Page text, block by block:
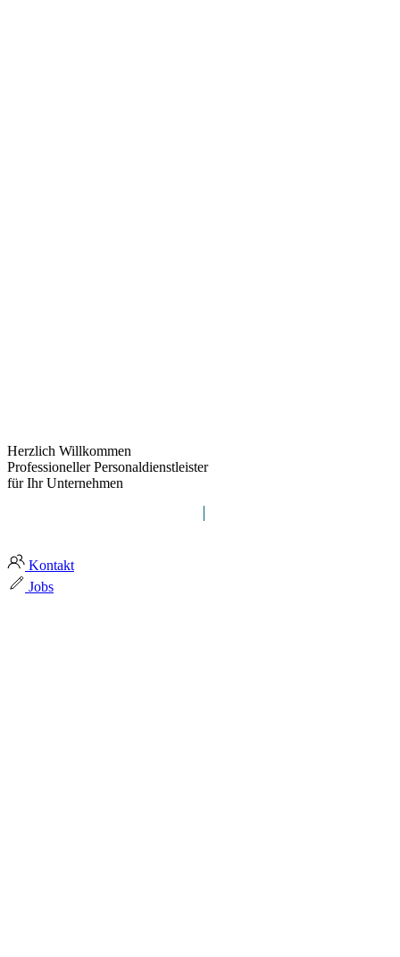
Herzlich Willkommen
Professioneller Personaldienstleister
für Ihr Unternehmen
Kontakt
Jobs